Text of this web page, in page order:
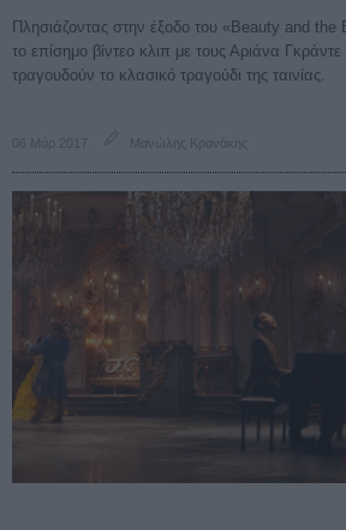
Πλησιάζοντας στην έξοδο του «Beauty and the
το επίσημο βίντεο κλιπ με τους Αριάνα
τραγουδούν το κλασικό τραγούδι της ταινίας.
06 Μάρ 2017 Μανώλης Κρανάκης